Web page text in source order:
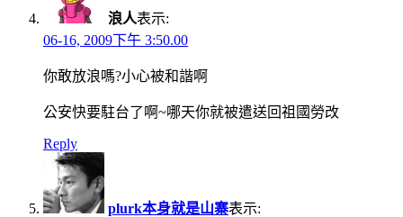
浪人表示:
06-16, 2009下午 3:50.00
你敢放浪嗎?小心被和諧啊
公安快要駐台了啊~哪天你就被遣送回祖國勞改
Reply
plurk本身就是山寨表示: